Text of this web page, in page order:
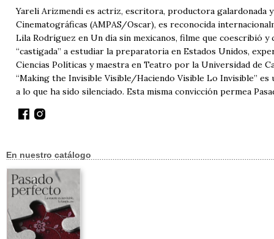
Yareli Arizmendi es actriz, escritora, productora galardonada
Cinematográficas (AMPAS/Oscar), es reconocida
Lila Rodríguez en Un día sin mexicanos, filme que coescribió
“castigada” a estudiar la preparatoria en Estados Unidos,
Ciencias Políticas y maestra en Teatro por la Universidad de
“Making the Invisible Visible/Haciendo Visible Lo Invisible”
a lo que ha sido silenciado. Esta misma convicción permea
En nuestro catálogo